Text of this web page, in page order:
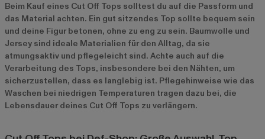
Beim Kauf eines Cut Off Tops solltest du auf die Passform und
das Material achten. Ein gut sitzendes Top sollte bequem sein
und deine Figur betonen, ohne zu eng zu sein. Baumwolle und
Jersey sind ideale Materialien für den Alltag, da sie
atmungsaktiv und pflegeleicht sind. Achte auch auf die
Verarbeitung des Tops, insbesondere bei den Nähten, um
sicherzustellen, dass es langlebig ist. Pflegehinweise wie das
Waschen bei niedrigen Temperaturen tragen dazu bei, die
Lebensdauer deines Cut Off Tops zu verlängern.